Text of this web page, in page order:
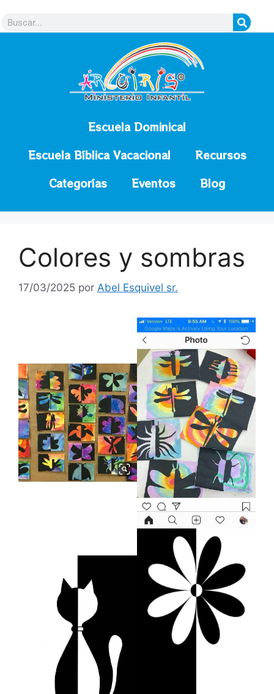
Escuela Dominical
Escuela Bíblica Vacacional
Recursos
Categorías
Eventos Blog
Colores y sombras
17/03/2025 por Abel Esquivel sr.